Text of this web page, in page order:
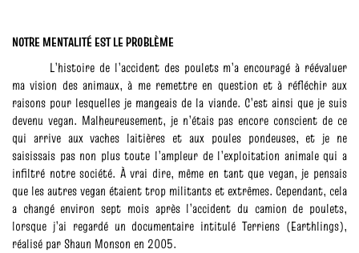
NOTRE MENTALITÉ EST LE PROBLÈME
L’histoire de l’accident des poulets m’a encouragé à réévaluer
ma vision des animaux, à me remettre en question et à réfléchir aux
raisons pour lesquelles je mangeais de la viande. C’est ainsi que je suis
devenu vegan. Malheureusement, je n’étais pas encore conscient de ce
qui arrive aux vaches laitières et aux poules pondeuses, et je ne
saisissais pas non plus toute l’ampleur de l’exploitation animale qui a
infiltré notre société. À vrai dire, même en tant que vegan, je pensais
que les autres vegan étaient trop militants et extrêmes. Cependant, cela
a changé environ sept mois après l’accident du camion de poulets,
lorsque j’ai regardé un documentaire intitulé Terriens (Earthlings),
réalisé par Shaun Monson en 2005.